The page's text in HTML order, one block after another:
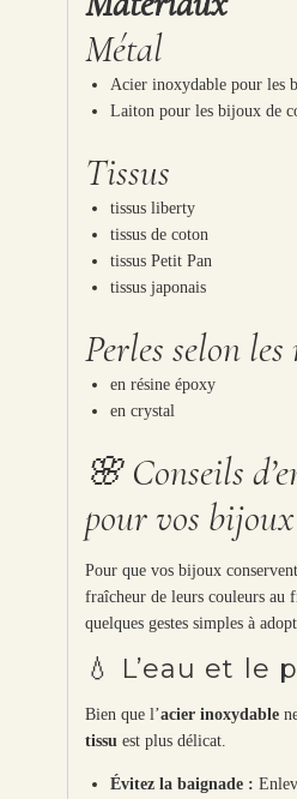
Métal
Acier inoxydable pour les
Laiton pour les bijoux de
Tissus
tissus liberty
tissus de coton
tissus Petit Pan
tissus japonais
Perles selon les
en résine époxy
en crystal
🌸 Conseils
pour vos bijoux
Pour que vos bijoux
fraîcheur de leurs couleurs au
quelques gestes simples à
💧 L’eau et le
Bien que l’acier inoxydable
tissu est plus délicat.
Évitez la baignade :